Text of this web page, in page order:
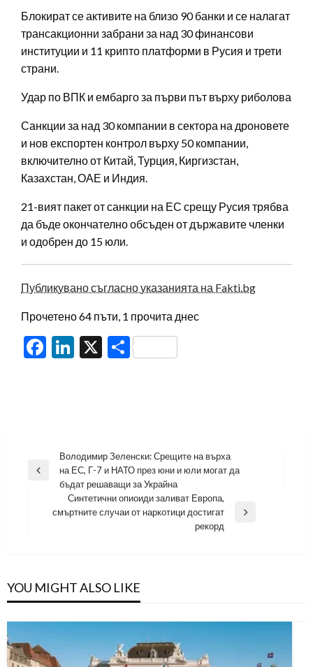
Блокират се активите на близо 90 банки и се налагат
трансакционни забрани за над 30 финансови
институции и 11 крипто платформи в Русия и трети
страни.
Удар по ВПК и ембарго за първи път върху риболова
Санкции за над 30 компании в сектора на дроновете
и нов експортен контрол върху 50 компании,
включително от Китай, Турция, Киргизстан,
Казахстан, ОАЕ и Индия.
21-вият пакет от санкции на ЕС срещу Русия трябва
да бъде окончателно обсъден от държавите членки
и одобрен до 15 юли.
Публикувано съгласно указанията на Fakti.bg
Прочетено 64 пъти, 1 прочита днес
Facebook
LinkedIn
X Share
Навигация
Previous
Володимир Зеленски: Срещите на върха
на ЕС, Г-7 и НАТО през юни и юли могат да
бъдат решаващи за Украйна
Next
Синтетични опиоиди заливат Европа,
смъртните случаи от наркотици достигат
рекорд
YOU MIGHT ALSO LIKE